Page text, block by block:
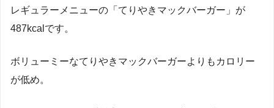
レギュラーメニューの「てりやきマックバーガー」が
487kcalです。
ボリューミーなてりやきマックバーガーよりもカロリー
が低め。